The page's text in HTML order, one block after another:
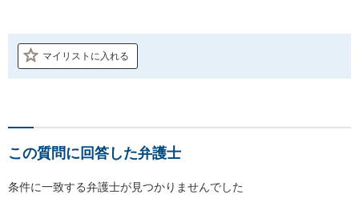
マイリストに入れる
この質問に回答した弁護士
条件に一致する弁護士が見つかりませんでした